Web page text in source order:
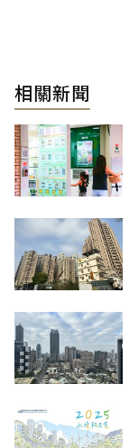
相關新聞